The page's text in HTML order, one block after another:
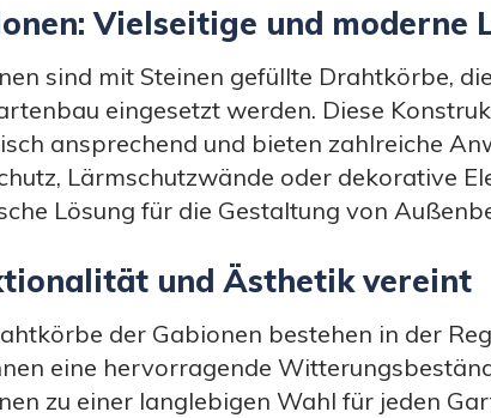
Vielseitige und moderne
sind mit Steinen gefüllte Drahtkörbe,
eingesetzt werden. Diese
ansprechend und bieten zahlreiche
Lärmschutzwände oder dekorative
Lösung für die Gestaltung von
und Ästhetik vereint
der Gabionen bestehen in der
eine hervorragende
zu einer langlebigen Wahl für jeden